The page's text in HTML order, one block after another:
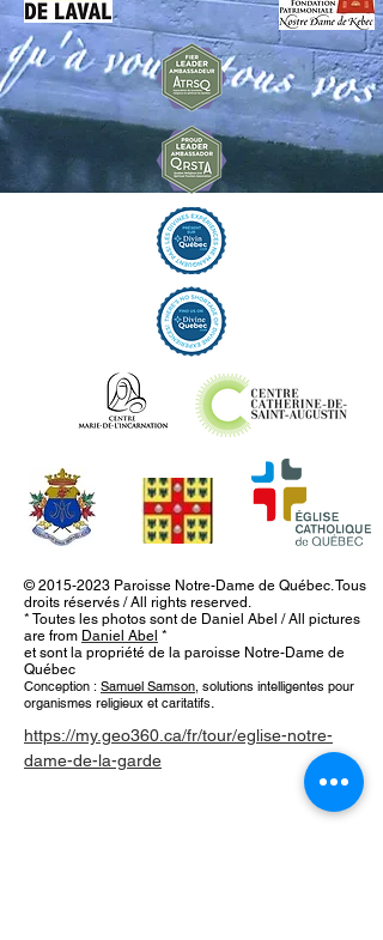
© 2015-2023 Paroisse Notre-Dame de Québec. Tous
droits réservés / All rights reserved.
* Toutes les photos sont de Daniel Abel / All pictures
are from Daniel Abel *
et sont la propriété de la paroisse Notre-Dame de
Québec
Conception : Samuel Samson, solutions intelligentes pour
organismes religieux et caritatifs.
https://my.geo360.ca/fr/tour/eglise-notre-
dame-de-la-garde